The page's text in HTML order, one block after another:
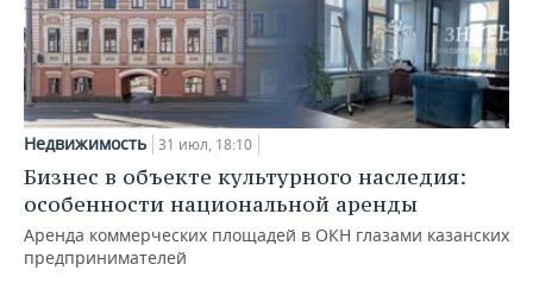
Недвижимость 31 июл, 18:10
Бизнес в объекте культурного наследия:
особенности национальной аренды
Аренда коммерческих площадей в ОКН глазами казанских
предпринимателей